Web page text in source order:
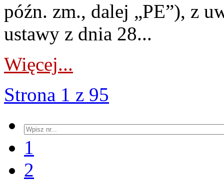
późn. zm., dalej „PE”), z
ustawy z dnia 28...
Więcej...
Strona 1 z 95
1
2